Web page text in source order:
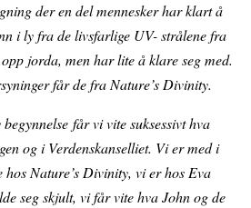
der en del mennesker har klart å
i ly fra de livsfarlige UV- strålene fra
jorda, men har lite å klare seg med.
får de fra Nature’s Divinity.
får vi vite suksessivt hva
og i Verdenskanselliet. Vi er med i
hos Nature’s Divinity, vi er hos Eva
seg skjult, vi får vite hva John og de